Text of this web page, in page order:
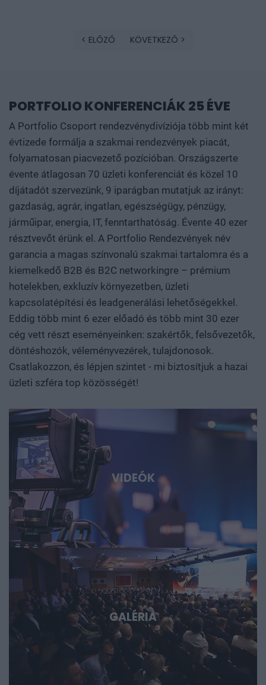
< ELŐZŐ KÖVETKEZŐ >
PORTFOLIO KONFERENCIÁK 25 ÉVE
A Portfolio Csoport rendezvénydivíziója több mint két
évtizede formálja a szakmai rendezvények piacát,
folyamatosan piacvezető pozícióban. Országszerte
évente átlagosan 70 üzleti konferenciát és közel 10
díjátadót szervezünk, 9 iparágban mutatjuk az irányt:
gazdaság, agrár, ingatlan, egészségügy, pénzügy,
járműipar, energia, IT, fenntarthatóság. Évente 40 ezer
résztvevőt érünk el. A Portfolio Rendezvények név
garancia a magas színvonalú szakmai tartalomra és a
kiemelkedő B2B és B2C networkingre – prémium
hotelekben, exkluzív környezetben, üzleti
kapcsolatépítési és leadgenerálási lehetőségekkel.
Eddig több mint 6 ezer előadó és több mint 30 ezer
cég vett részt eseményeinken: szakértők, felsővezetők,
döntéshozók, véleményvezérek, tulajdonosok.
Csatlakozzon, és lépjen szintet - mi biztosítjuk a hazai
üzleti szféra top közösségét!
VIDEÓK
GALÉRIA